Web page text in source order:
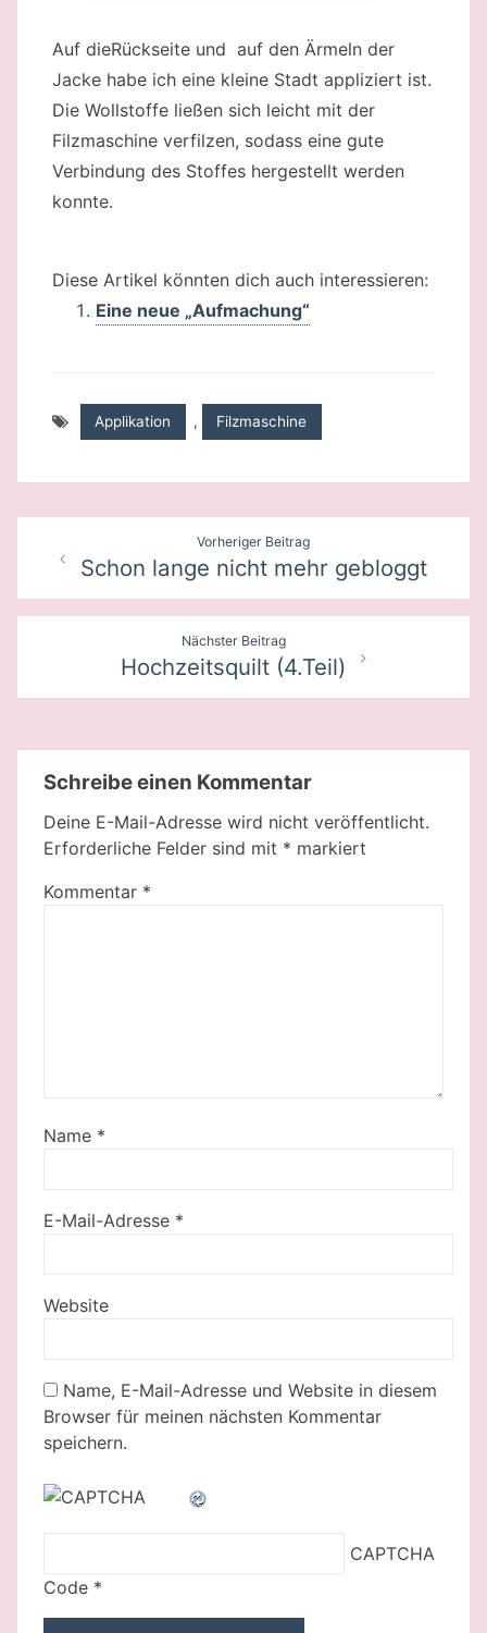
Auf dieRückseite und auf den Ärmeln der
Jacke habe ich eine kleine Stadt appliziert ist.
Die Wollstoffe ließen sich leicht mit der
Filzmaschine verfilzen, sodass eine gute
Verbindung des Stoffes hergestellt werden
konnte.
Diese Artikel könnten dich auch interessieren:
Eine neue „Aufmachung“
Applikation , Filzmaschine
Beitragsnavigation
Vorheriger Beitrag
Schon lange nicht mehr gebloggt
Nächster Beitrag
Hochzeitsquilt (4.Teil)
Schreibe einen Kommentar
Deine E-Mail-Adresse wird nicht veröffentlicht.
Erforderliche Felder sind mit * markiert
Kommentar *
Name *
E-Mail-Adresse *
Website
Name, E-Mail-Adresse und Website in diesem
Browser für meinen nächsten Kommentar
speichern.
CAPTCHA
Code *